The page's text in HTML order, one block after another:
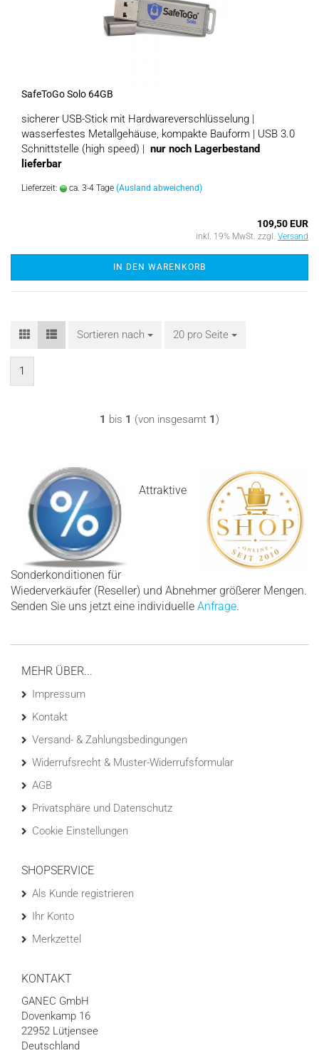
SafeToGo Solo 64GB
sicherer USB-Stick mit Hardwareverschlüsselung |
wasserfestes Metallgehäuse, kompakte Bauform | USB 3.0
Schnittstelle (high speed) | nur noch Lagerbestand
lieferbar
Lieferzeit: ca. 3-4 Tage (Ausland abweichend)
109,50 EUR
inkl. 19% MwSt. zzgl. Versand
IN DEN WARENKORB
Sortieren nach
Sortieren nach 20 pro Seite
pro Seite
1
1 bis 1 (von insgesamt 1)
Attraktive
Sonderkonditionen für
Wiederverkäufer (Reseller) und Abnehmer größerer Mengen.
Senden Sie uns jetzt eine individuelle Anfrage.
MEHR ÜBER...
Impressum
Kontakt
Versand- & Zahlungsbedingungen
Widerrufsrecht & Muster-Widerrufsformular
AGB
Privatsphäre und Datenschutz
Cookie Einstellungen
SHOPSERVICE
Als Kunde registrieren
Ihr Konto
Merkzettel
KONTAKT
GANEC GmbH
Dovenkamp 16
22952 Lütjensee
Deutschland